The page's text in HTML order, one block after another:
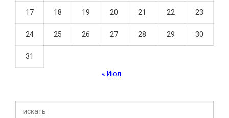
17 18 19 20 21 22 23
24 25 26 27 28 29 30
31
« Июл